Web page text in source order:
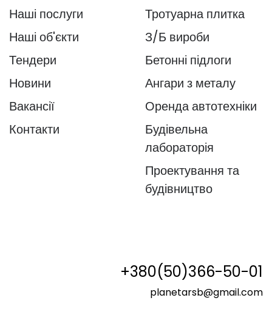
Наші послуги
Наші об'єкти
Тендери
Новини
Вакансії
Контакти
Тротуарна плитка
З/Б вироби
Бетонні підлоги
Ангари з металу
Оренда автотехніки
Будівельна
лабораторія
Проектування та
будівництво
+380(50)366-50-01
planetarsb@gmail.com